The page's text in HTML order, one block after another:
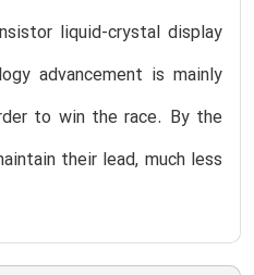
liquid-crystal display
advancement is mainly
to win the race. By the
their lead, much less